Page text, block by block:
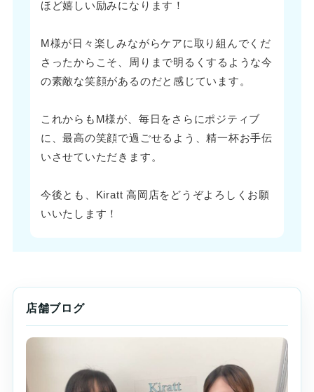
ほど嬉しい励みになります！
M様が日々楽しみながらケアに取り組んでくだ
さったからこそ、周りまで明るくするような今
の素敵な笑顔があるのだと感じています。
これからもM様が、毎日をさらにポジティブ
に、最高の笑顔で過ごせるよう、精一杯お手伝
いさせていただきます。
今後とも、Kiratt 高岡店をどうぞよろしくお願
いいたします！
店舗ブログ